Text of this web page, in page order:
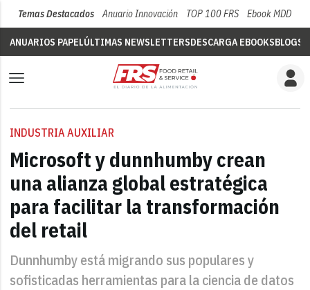
Temas Destacados Anuario Innovación TOP 100 FRS Ebook MDD
ANUARIOS PAPELÚLTIMAS NEWSLETTERSDESCARGA EBOOKSBLOGS
INDUSTRIA AUXILIAR
Microsoft y dunnhumby crean
una alianza global estratégica
para facilitar la transformación
del retail
Dunnhumby está migrando sus populares y
sofisticadas herramientas para la ciencia de datos